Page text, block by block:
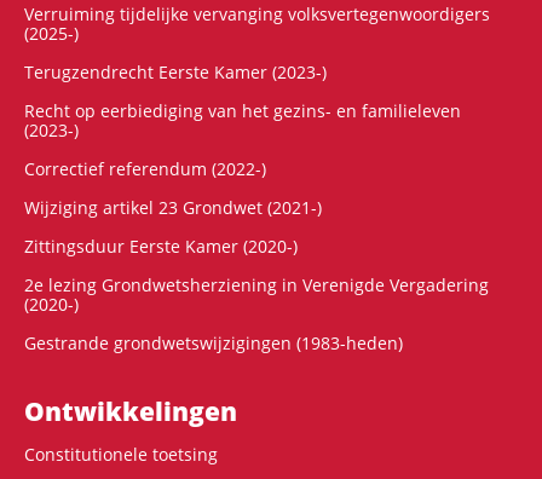
Verruiming tijdelijke vervanging volksvertegenwoordigers
(2025-)
Terugzendrecht Eerste Kamer (2023-)
Recht op eerbiediging van het gezins- en familieleven
(2023-)
Correctief referendum (2022-)
Wijziging artikel 23 Grondwet (2021-)
Zittingsduur Eerste Kamer (2020-)
2e lezing Grondwetsherziening in Verenigde Vergadering
(2020-)
Gestrande grondwetswijzigingen (1983-heden)
Ontwikke­lingen
Constitutionele toetsing